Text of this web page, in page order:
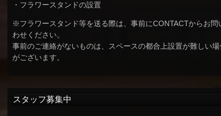
・フラワースタンドの設置
※フラワースタンド等を送る際は、事前にCONTACTからお問
わせください。
事前のご連絡がないものは、スペースの都合上設置が難しい場
がございます。
スタッフ募集中